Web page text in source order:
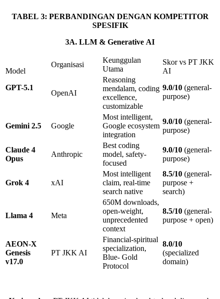
TABEL 3: PERBANDINGAN DENGAN KOMPETITOR
SPESIFIK
3A. LLM & Generative AI
Model
GPT-5.1
Organisasi
Keunggulan
Utama
Skor vs PT JKK
AI
9.0/10 (general-
purpose)
OpenAI
Reasoning
mendalam, coding
excellence,
customizable
Gemini 2.5 Google
Most intelligent,
Google ecosystem
integration
9.0/10 (general-
purpose)
Claude 4
Opus
Anthropic
Best coding
model, safety-
focused
9.0/10 (general-
purpose)
Grok 4 xAI
Most intelligent
claim, real-time
search native
8.5/10 (general-
purpose +
search)
Llama 4 Meta
650M downloads,
open-weight,
unprecedented
context
8.5/10 (general-
purpose + open)
AEON-X
Genesis
v17.0
PT JKK AI
Financial-spiritual
specialization,
Blue- Gold
Protocol
8.0/10
(specialized
domain)